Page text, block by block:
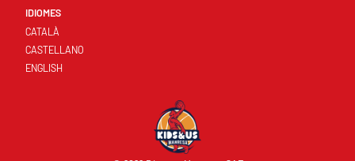
IDIOMES
CATALÀ
CASTELLANO
ENGLISH